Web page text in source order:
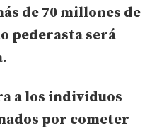
de 70 millones de
pederasta será
a los individuos
por cometer